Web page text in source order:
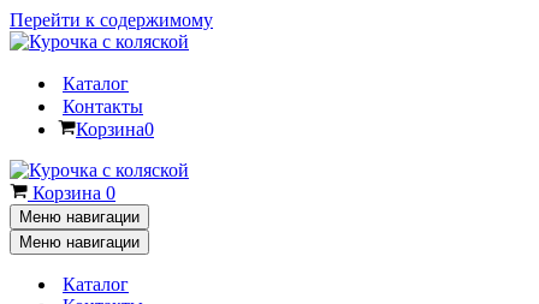
Перейти к содержимому
Каталог
Контакты
Корзина0
Корзина 0
Меню навигации
Меню навигации
Каталог